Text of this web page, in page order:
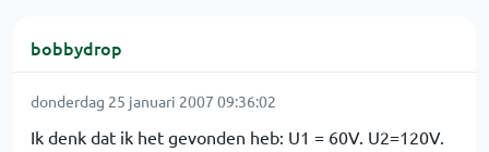
bobbydrop
donderdag 25 januari 2007 09:36:02
Ik denk dat ik het gevonden heb: U1 = 60V. U2=120V.